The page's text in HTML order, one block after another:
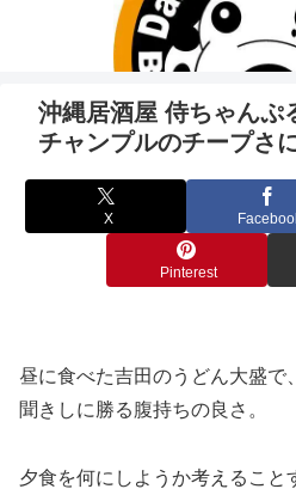
沖縄居酒屋 侍ちゃんぷ
チャンプルのチープさ
X
Pinterest
昼に食べた吉田のうどん大盛で
聞きしに勝る腹持ちの良さ。
夕食を何にしようか考えること